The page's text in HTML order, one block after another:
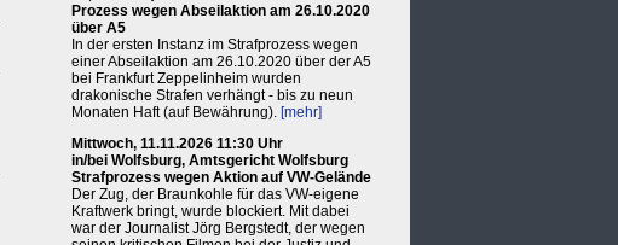
Prozess wegen Abseilaktion am 26.10.2020
über A5
In der ersten Instanz im Strafprozess wegen
einer Abseilaktion am 26.10.2020 über der A5
bei Frankfurt Zeppelinheim wurden
drakonische Strafen verhängt - bis zu neun
Monaten Haft (auf Bewährung). [mehr]
Mittwoch, 11.11.2026 11:30 Uhr
in/bei Wolfsburg, Amtsgericht Wolfsburg
Strafprozess wegen Aktion auf VW-Gelände
Der Zug, der Braunkohle für das VW-eigene
Kraftwerk bringt, wurde blockiert. Mit dabei
war der Journalist Jörg Bergstedt, der wegen